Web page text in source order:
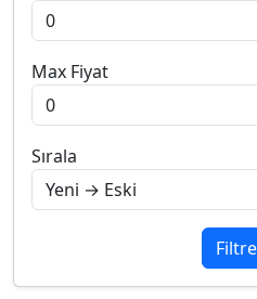
Max Fiyat
Sırala